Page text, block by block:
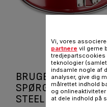
SPØRGSMÅL BW
STEEL
Vi, vores
partnere vil gerne
tredjepartscookies
teknologier
indsamle nogle af
analyser, give dig
målrettet indhold
og
at dele indhold på